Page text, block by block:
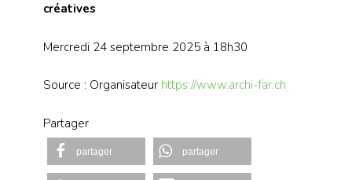
créatives
Mercredi 24 septembre 2025 à 18h30
Source : Organisateur https://www.archi-far.ch
Partager
partager partager